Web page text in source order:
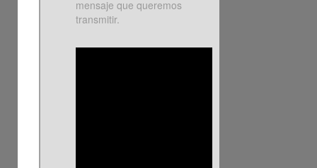
mensaje que queremos
transmitir.